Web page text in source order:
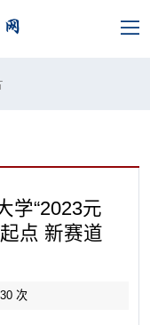
学“2023元
点 新赛道
次